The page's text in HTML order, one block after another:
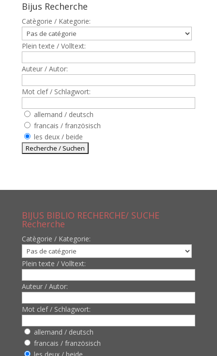
Bijus Recherche
Catègorie / Kategorie:
Plein texte / Volltext:
Auteur / Autor:
Mot clef / Schlagwort:
allemand / deutsch
francais / französisch
les deux / beide
BIJUS BIBLIO RECHERCHE/ SUCHE
Recherche
Catègorie / Kategorie:
Plein texte / Volltext:
Auteur / Autor:
Mot clef / Schlagwort:
allemand / deutsch
francais / französisch